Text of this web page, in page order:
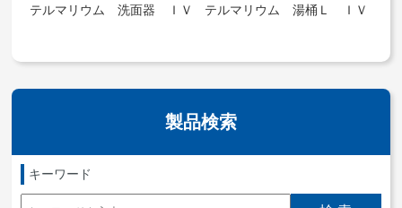
テルマリウム 洗面器 ＩＶ テルマリウム 湯桶Ｌ ＩＶ
製品検索
キーワード